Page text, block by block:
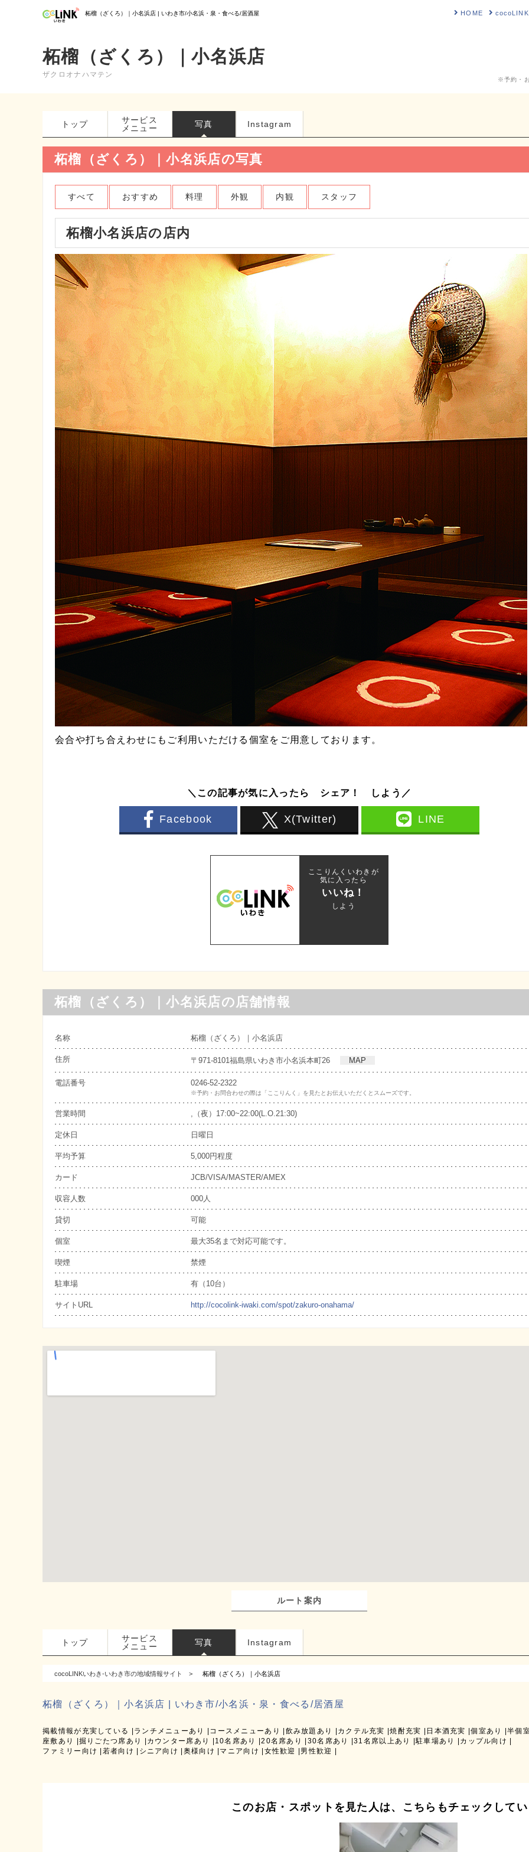
柘榴（ざくろ）｜小名浜店 | いわき市/小名浜・泉・食べる/居酒屋 cocoLINK
HOME
柘榴（ざくろ）｜小名浜店
ザクロオナハマテン
※予約・
トップ
サービス
メニュー
写真 Instagram
柘榴（ざくろ）｜小名浜店の写真
すべて おすすめ 料理 外観 内観 スタッフ
柘榴小名浜店の店内
会合や打ち合えわせにもご利用いただける個室をご用意しております。
＼この記事が気に入ったら シェア！ しよう／
Facebook X(Twitter) LINE
ここりんくいわきが
気に入ったら
いいね！
しよう
柘榴（ざくろ）｜小名浜店の店舗情報
名称 柘榴（ざくろ）｜小名浜店
住所 〒971-8101福島県いわき市小名浜本町26 MAP
電話番号 0246-52-2322
※予約・お問合わせの際は「ここりんく」を見たとお伝えいただくとスムーズです。
営業時間 ,（夜）17:00~22:00(L.O.21:30)
定休日 日曜日
平均予算 5,000円程度
カード JCB/VISA/MASTER/AMEX
収容人数 000人
貸切 可能
個室 最大35名まで対応可能です。
喫煙 禁煙
駐車場 有（10台）
サイトURL http://cocolink-iwaki.com/spot/zakuro-onahama/
ルート案内
トップ
サービス
メニュー
写真 Instagram
cocoLINKいわき-いわき市の地域情報サイト 柘榴（ざくろ）｜小名浜店
柘榴（ざくろ）｜小名浜店 | いわき市/小名浜・泉・食べる/居酒屋
掲載情報が充実している ランチメニューあり コースメニューあり 飲み放題あり カクテル充実 焼酎充実 日本酒充実 個室あり
半個
座敷あり
掘りごたつ席あり カウンター席あり 10名席あり 20名席あり 30名席あり 31名席以上あり 駐車場あり
カップル向け
ファミリー向け
若者向け シニア向け 奥様向け マニア向け 女性歓迎 男性歓迎
このお店・スポットを見た人は、こちらもチェックしてい